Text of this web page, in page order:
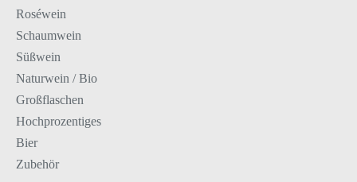
Roséwein
Schaumwein
Süßwein
Naturwein / Bio
Großflaschen
Hochprozentiges
Bier
Zubehör